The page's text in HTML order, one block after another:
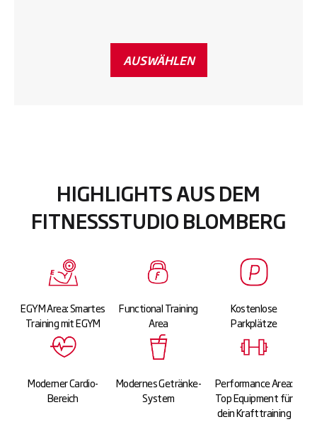
AUSWÄHLEN
HIGHLIGHTS AUS DEM
FITNESSSTUDIO BLOMBERG
EGYM Area: Smartes
Training mit EGYM
Functional Training
Area
Kostenlose
Parkplätze
Moderner Cardio-
Bereich
Modernes Getränke-
System
Performance Area:
Top Equipment für
dein Krafttraining